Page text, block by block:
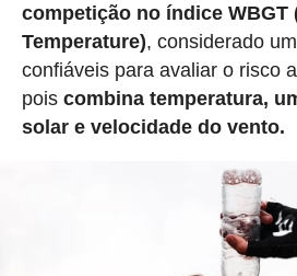
competição no índice WBGT
Temperature), considerado
confiáveis para avaliar o risco
pois combina temperatura,
solar e velocidade do vento.